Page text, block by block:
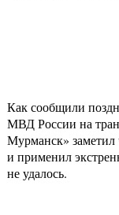
Как сообщили
МВД России на
Мурманск» заметил
и применил
не удалось.